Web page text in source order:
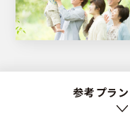
参考プラン